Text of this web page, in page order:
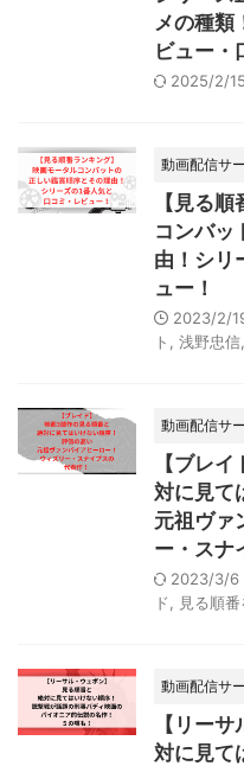
メの種類
ビュー・
2025/2/
動画配信サ
【見る
コンバッ
由！シリ
ュー！
2023/2/
ト
浅野忠信
動画配信サ
【ブレ
対に見て
元祖ヴァ
ー・スナ
2023/3/6
ド
見る順番
動画配信サ
【リー
対に見て